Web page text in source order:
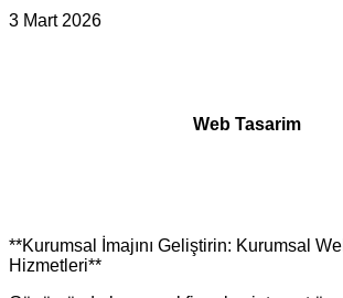
3 Mart 2026
Web Tasarim
**Kurumsal İmajını Geliştirin: Kurumsal
Hizmetleri**